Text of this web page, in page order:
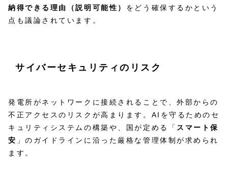
納得できる理由（説明可能性） をどう確保するかという
点も議論されています。
サイバーセキュリティのリスク
発電所がネットワークに接続されることで、外部からの
不正アクセスのリスクが高まります。AIを守るためのセ
キュリティシステムの構築や、国が定める「 スマート保
安 」のガイドラインに沿った厳格な管理体制が求められ
ます。